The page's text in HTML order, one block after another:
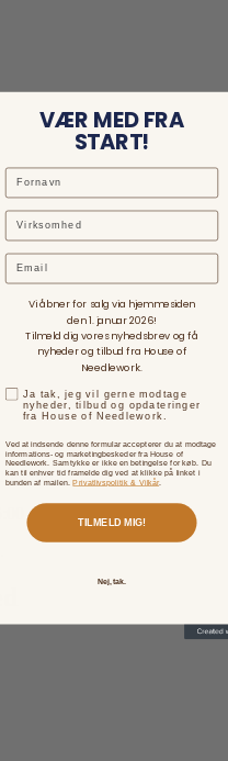
VÆR MED FRA
START!
Email
Vi åbner for salg via hjemmesiden
den 1. januar 2026!
Tilmeld dig vores nyhedsbrev og få
nyheder og tilbud fra House of
Needlework.
Ja tak, jeg vil gerne modtage
nyheder, tilbud og opdateringer
fra House of Needlework.
Ved at indsende denne formular accepterer du at modtage
informations- og marketingbeskeder fra House of
Needlework. Samtykke er ikke en betingelse for køb. Du
kan til enhver tid framelde dig ved at klikke på linket i
bunden af mailen.Privatlivspolitik & Vilkår.
TILMELD MIG!
Nej, tak.